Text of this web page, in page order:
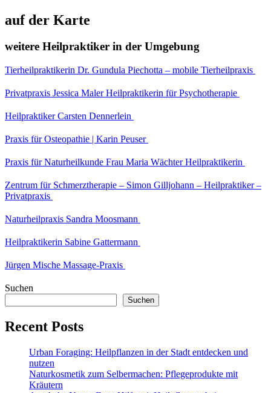
auf der Karte
weitere Heilpraktiker in der Umgebung
Tierheilpraktikerin Dr. Gundula Piechotta – mobile Tierheilpraxis
Privatpraxis Jessica Maler Heilpraktikerin für Psychotherapie
Heilpraktiker Carsten Dennerlein
Praxis für Osteopathie | Karin Peuser
Praxis für Naturheilkunde Frau Maria Wächter Heilpraktikerin
Zentrum für Schmerztherapie – Simon Gilljohann – Heilpraktiker –
Privatpraxis
Naturheilpraxis Sandra Moosmann
Heilpraktikerin Sabine Gattermann
Jürgen Mische Massage-Praxis
Suchen
Suchen
Recent Posts
Urban Foraging: Heilpflanzen in der Stadt entdecken und
nutzen
Naturkosmetik zum Selbermachen: Pflegeprodukte mit
Kräutern